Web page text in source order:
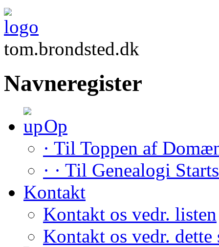
tom.brondsted.dk
Navneregister
Op
· Til Toppen af
· · Til Genealogi
Kontakt
Kontakt os vedr. listen
Kontakt os vedr. dette